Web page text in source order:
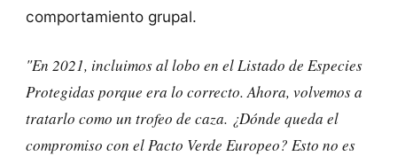
comportamiento grupal.
"En 2021, incluimos al lobo en el Listado de Especies
Protegidas porque era lo correcto. Ahora, volvemos a
tratarlo como un trofeo de caza. ¿Dónde queda el
compromiso con el Pacto Verde Europeo? Esto no es